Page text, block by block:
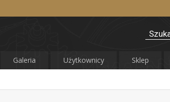
Galeria Użytkownicy Sklep